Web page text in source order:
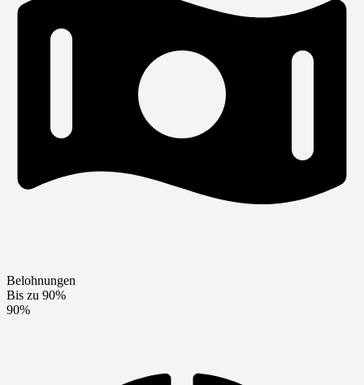
Belohnungen
Bis zu 90%
90%